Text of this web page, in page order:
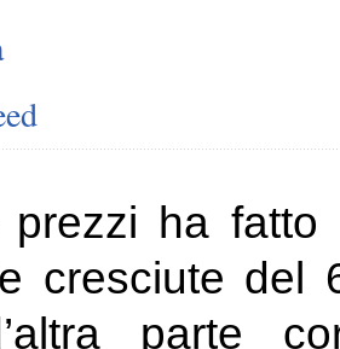
prezzi ha fatto
cresciute del
parte